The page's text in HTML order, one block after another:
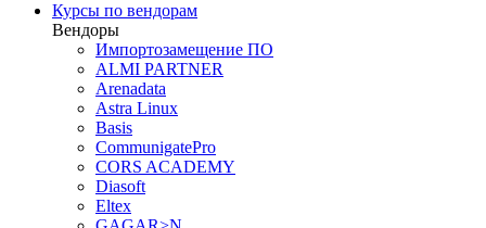
Курсы по вендорам
Вендоры
Импортозамещение ПО
ALMI PARTNER
Arenadata
Astra Linux
Basis
CommunigatePro
CORS ACADEMY
Diasoft
Eltex